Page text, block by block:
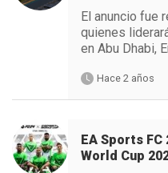
El anuncio fue
quienes
en Abu Dhabi,
Hace 2 años
EA Sports
World Cup